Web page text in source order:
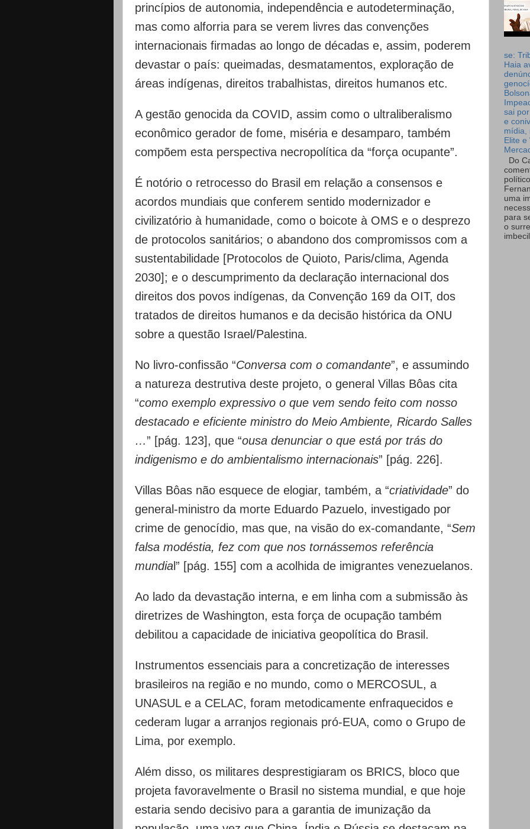
princípios de autonomia, independência e autodeterminação,
mas como alforria para se verem livres das convenções
internacionais firmadas ao longo de décadas e, assim, poderem
devastar o país: queimadas, desmatamentos, exploração de
áreas indígenas, direitos trabalhistas, direitos humanos etc.
A gestão genocida da COVID, assim como o ultraliberalismo
econômico gerador de fome, miséria e desamparo, também
compõem esta perspectiva necropolítica da “força ocupante”.
É notório o retrocesso do Brasil em relação a consensos e
acordos mundiais que conferem sentido modernizador e
civilizatório à humanidade, como o boicote à OMS e o desprezo
de protocolos sanitários; o abandono dos compromissos com a
sustentabilidade [Protocolos de Quioto, Paris/clima, Agenda
2030]; e o descumprimento da declaração internacional dos
direitos dos povos indígenas, da Convenção 169 da OIT, dos
tratados de direitos humanos e da decisão histórica da ONU
sobre a questão Israel/Palestina.
No livro-confissão “Conversa com o comandante”, e assumindo
a natureza destrutiva deste projeto, o general Villas Bôas cita
“como exemplo expressivo o que vem sendo feito com nosso
destacado e eficiente ministro do Meio Ambiente, Ricardo Salles
…” [pág. 123], que “ousa denunciar o que está por trás do
indigenismo e do ambientalismo internacionais” [pág. 226].
Villas Bôas não esquece de elogiar, também, a “criatividade” do
general-ministro da morte Eduardo Pazuelo, investigado por
crime de genocídio, mas que, na visão do ex-comandante, “Sem
falsa modéstia, fez com que nos tornássemos referência
mundial” [pág. 155] com a acolhida de imigrantes venezuelanos.
Ao lado da devastação interna, e em linha com a submissão às
diretrizes de Washington, esta força de ocupação também
debilitou a capacidade de iniciativa geopolítica do Brasil.
Instrumentos essenciais para a concretização de interesses
brasileiros na região e no mundo, como o MERCOSUL, a
UNASUL e a CELAC, foram metodicamente enfraquecidos e
cederam lugar a arranjos regionais pró-EUA, como o Grupo de
Lima, por exemplo.
Além disso, os militares desprestigiaram os BRICS, bloco que
projeta favoravelmente o Brasil no sistema mundial, e que hoje
estaria sendo decisivo para a garantia de imunização da
se:
Haia
sai por
e
mídia,
Elite e
Do
uma
para
o